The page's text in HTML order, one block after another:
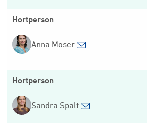
Hortperson
Anna Moser
Hortperson
Sandra Spalt